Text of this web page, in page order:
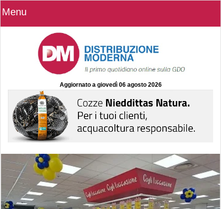
Menu
Aggiornato a giovedì 06 agosto 2026